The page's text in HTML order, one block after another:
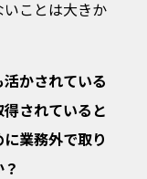
ことは大きか
かされている
されていると
業務外で取り